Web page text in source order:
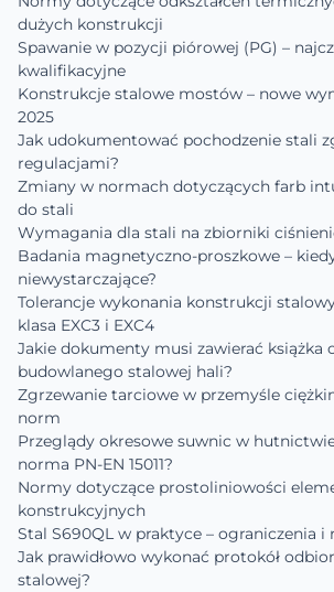
dużych konstrukcji
Spawanie w pozycji piórowej (PG) –
kwalifikacyjne
Konstrukcje stalowe mostów – nowe
2025
Jak udokumentować pochodzenie stali
regulacjami?
Zmiany w normach dotyczących farb
do stali
Wymagania dla stali na zbiorniki
Badania magnetyczno-proszkowe –
niewystarczające?
Tolerancje wykonania konstrukcji
klasa EXC3 i EXC4
Jakie dokumenty musi zawierać książka
budowlanego stalowej hali?
Zgrzewanie tarciowe w przemyśle
norm
Przeglądy okresowe suwnic w
norma PN-EN 15011?
Normy dotyczące prostoliniowości
konstrukcyjnych
Stal S690QL w praktyce – ograniczenia i
Jak prawidłowo wykonać protokół
stalowej?